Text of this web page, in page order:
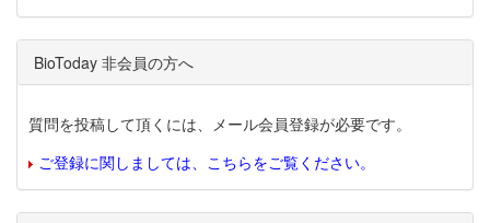
BioToday 非会員の方へ
質問を投稿して頂くには、メール会員登録が必要です。
ご登録に関しましては、こちらをご覧ください。